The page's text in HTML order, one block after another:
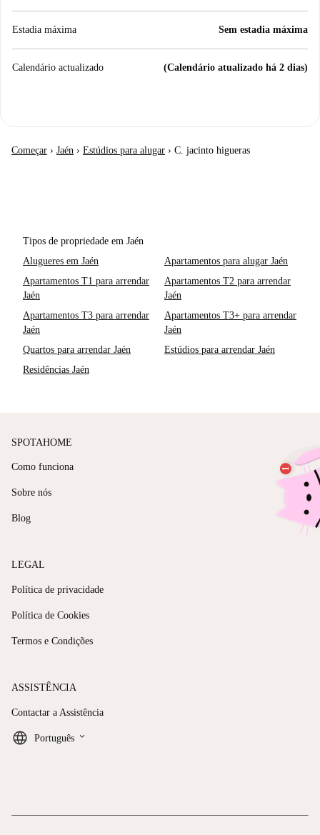
Estadia máxima Sem estadia máxima
Calendário actualizado (Calendário atualizado há 2 dias)
Começar › Jaén › Estúdios para alugar › C. jacinto higueras
Tipos de propriedade em Jaén
Alugueres em Jaén
Apartamentos para alugar Jaén
Apartamentos T1 para arrendar
Jaén
Apartamentos T2 para arrendar
Jaén
Apartamentos T3 para arrendar
Jaén
Apartamentos T3+ para arrendar
Jaén
Quartos para arrendar Jaén
Estúdios para arrendar Jaén
Residências Jaén
SPOTAHOME
Como funciona
Sobre nós
Blog
LEGAL
Política de privacidade
Política de Cookies
Termos e Condições
ASSISTÊNCIA
Contactar a Assistência
Português keyboard_arrow_down